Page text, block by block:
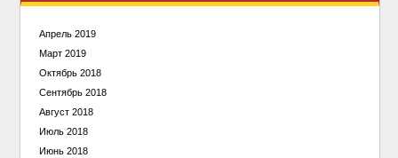
Апрель 2019
Март 2019
Октябрь 2018
Сентябрь 2018
Август 2018
Июль 2018
Июнь 2018